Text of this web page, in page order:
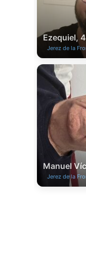
Ezequiel,
Jerez de la
Manuel
Jerez de la